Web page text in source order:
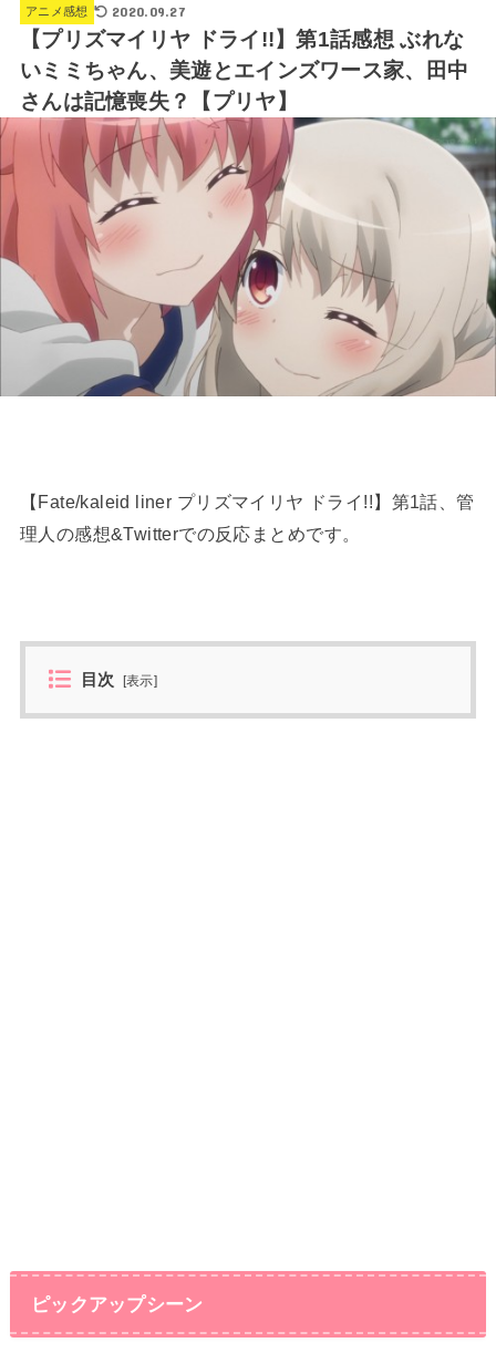
アニメ感想 2020.09.27
【プリズマイリヤ ドライ!!】第1話感想 ぶれな
いミミちゃん、美遊とエインズワース家、田中
さんは記憶喪失？【プリヤ】
【Fate/kaleid liner プリズマイリヤ ドライ!!】第1話、管
理人の感想&Twitterでの反応まとめです。
目次 [表示]
ピックアップシーン